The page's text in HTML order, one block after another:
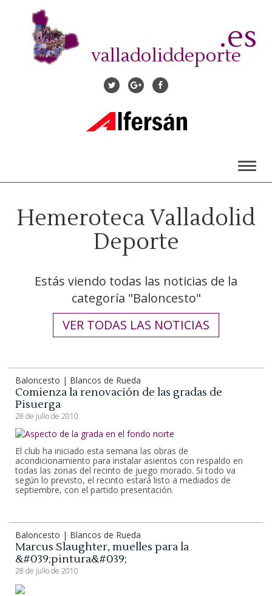
contenido
valladoliddeporte
.es
Hemeroteca Valladolid
Deporte
Estás viendo todas las noticias de la
categoría "Baloncesto"
VER TODAS LAS NOTICIAS
Baloncesto | Blancos de Rueda
Comienza la renovación de las gradas de
Pisuerga
28 de julio de 2010
El club ha iniciado esta semana las obras de
acondicionamiento para instalar asientos con respaldo en
todas las zonas del recinto de juego morado. Si todo va
según lo previsto, el recinto estará listo a mediados de
septiembre, con el partido presentación.
Baloncesto | Blancos de Rueda
Marcus Slaughter, muelles para la
&#039;pintura&#039;
28 de julio de 2010